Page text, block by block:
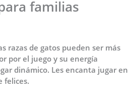
familias
razas de gatos pueden ser más
por el juego y su energía
dinámico. Les encanta jugar en
felices.